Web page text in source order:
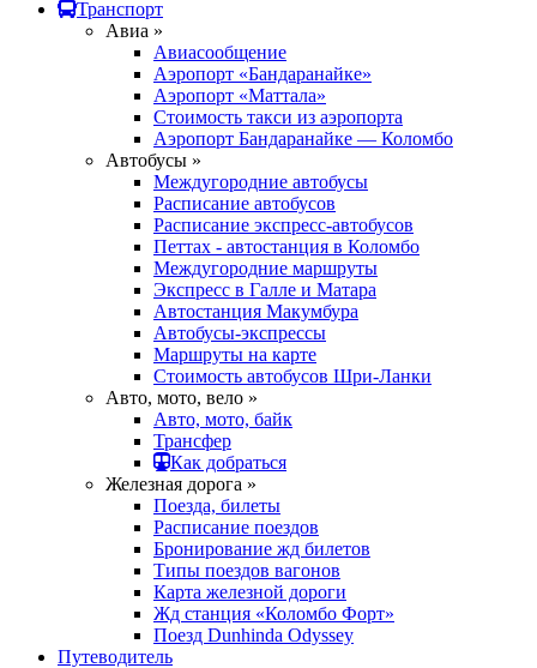
Транспорт
Авиа »
Авиасообщение
Аэропорт «Бандаранайке»
Аэропорт «Маттала»
Стоимость такси из аэропорта
Аэропорт Бандаранайке — Коломбо
Автобусы »
Междугородние автобусы
Расписание автобусов
Расписание экспресс-автобусов
Петтах - автостанция в Коломбо
Междугородние маршруты
Экспресс в Галле и Матара
Автостанция Макумбура
Автобусы-экспрессы
Маршруты на карте
Стоимость автобусов Шри-Ланки
Авто, мото, вело »
Авто, мото, байк
Трансфер
Как добраться
Железная дорога »
Поезда, билеты
Расписание поездов
Бронирование жд билетов
Типы поездов вагонов
Карта железной дороги
Жд станция «Коломбо Форт»
Поезд Dunhinda Odyssey
Путеводитель